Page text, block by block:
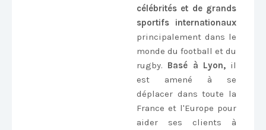
célébrités et de grands
sportifs internationaux
principalement dans le
monde du football et du
rugby. Basé à Lyon,il
est amené à se
déplacer dans toute la
France et l'Europe pour
aider ses clients à